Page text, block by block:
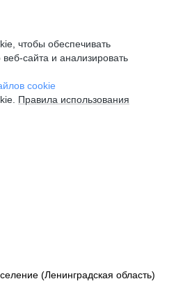
чтобы обеспечивать
сайта и анализировать
cookie
Правила использования
(Ленинградская область)